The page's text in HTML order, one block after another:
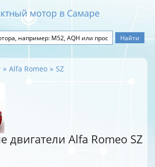
мотор в Самаре
Alfa Romeo SZ
двигатели Alfa Romeo SZ